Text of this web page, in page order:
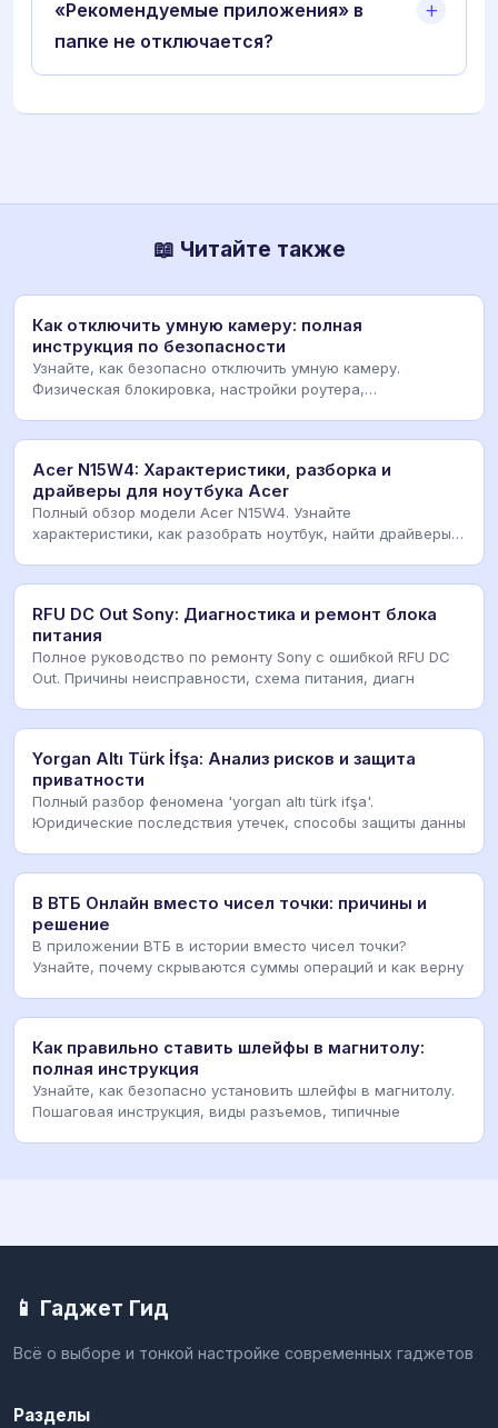
«Рекомендуемые приложения» в
папке не отключается?
📖 Читайте также
Как отключить умную камеру: полная
инструкция по безопасности
Узнайте, как безопасно отключить умную камеру.
Физическая блокировка, настройки роутера,
Acer N15W4: Характеристики, разборка и
драйверы для ноутбука Acer
Полный обзор модели Acer N15W4. Узнайте
характеристики, как разобрать ноутбук, найти драйверы и
RFU DC Out Sony: Диагностика и ремонт блока
питания
Полное руководство по ремонту Sony с ошибкой RFU DC
Out. Причины неисправности, схема питания, диагн
Yorgan Altı Türk İfşa: Анализ рисков и защита
приватности
Полный разбор феномена 'yorgan altı türk ifşa'.
Юридические последствия утечек, способы защиты данны
В ВТБ Онлайн вместо чисел точки: причины и
решение
В приложении ВТБ в истории вместо чисел точки?
Узнайте, почему скрываются суммы операций и как верну
Как правильно ставить шлейфы в магнитолу:
полная инструкция
Узнайте, как безопасно установить шлейфы в магнитолу.
Пошаговая инструкция, виды разъемов, типичные
📱 Гаджет Гид
Всё о выборе и тонкой настройке современных гаджетов
Разделы